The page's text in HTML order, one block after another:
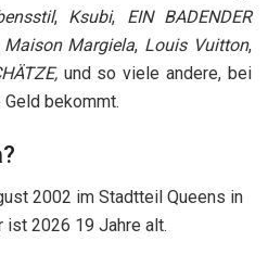
, Ksubi, EIN BADENDER
Maison Margiela, Louis Vuitton,
und so viele andere, bei
bekommt.
2002 im Stadtteil Queens in
ist 2026 19 Jahre alt.